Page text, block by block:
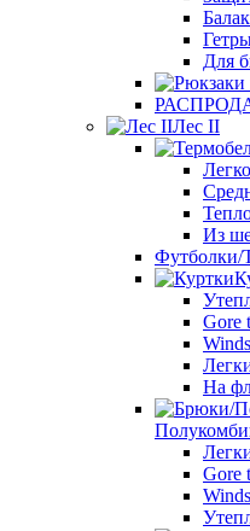
Для
Лес II
Из
Футболки/
Gore
На
Gore